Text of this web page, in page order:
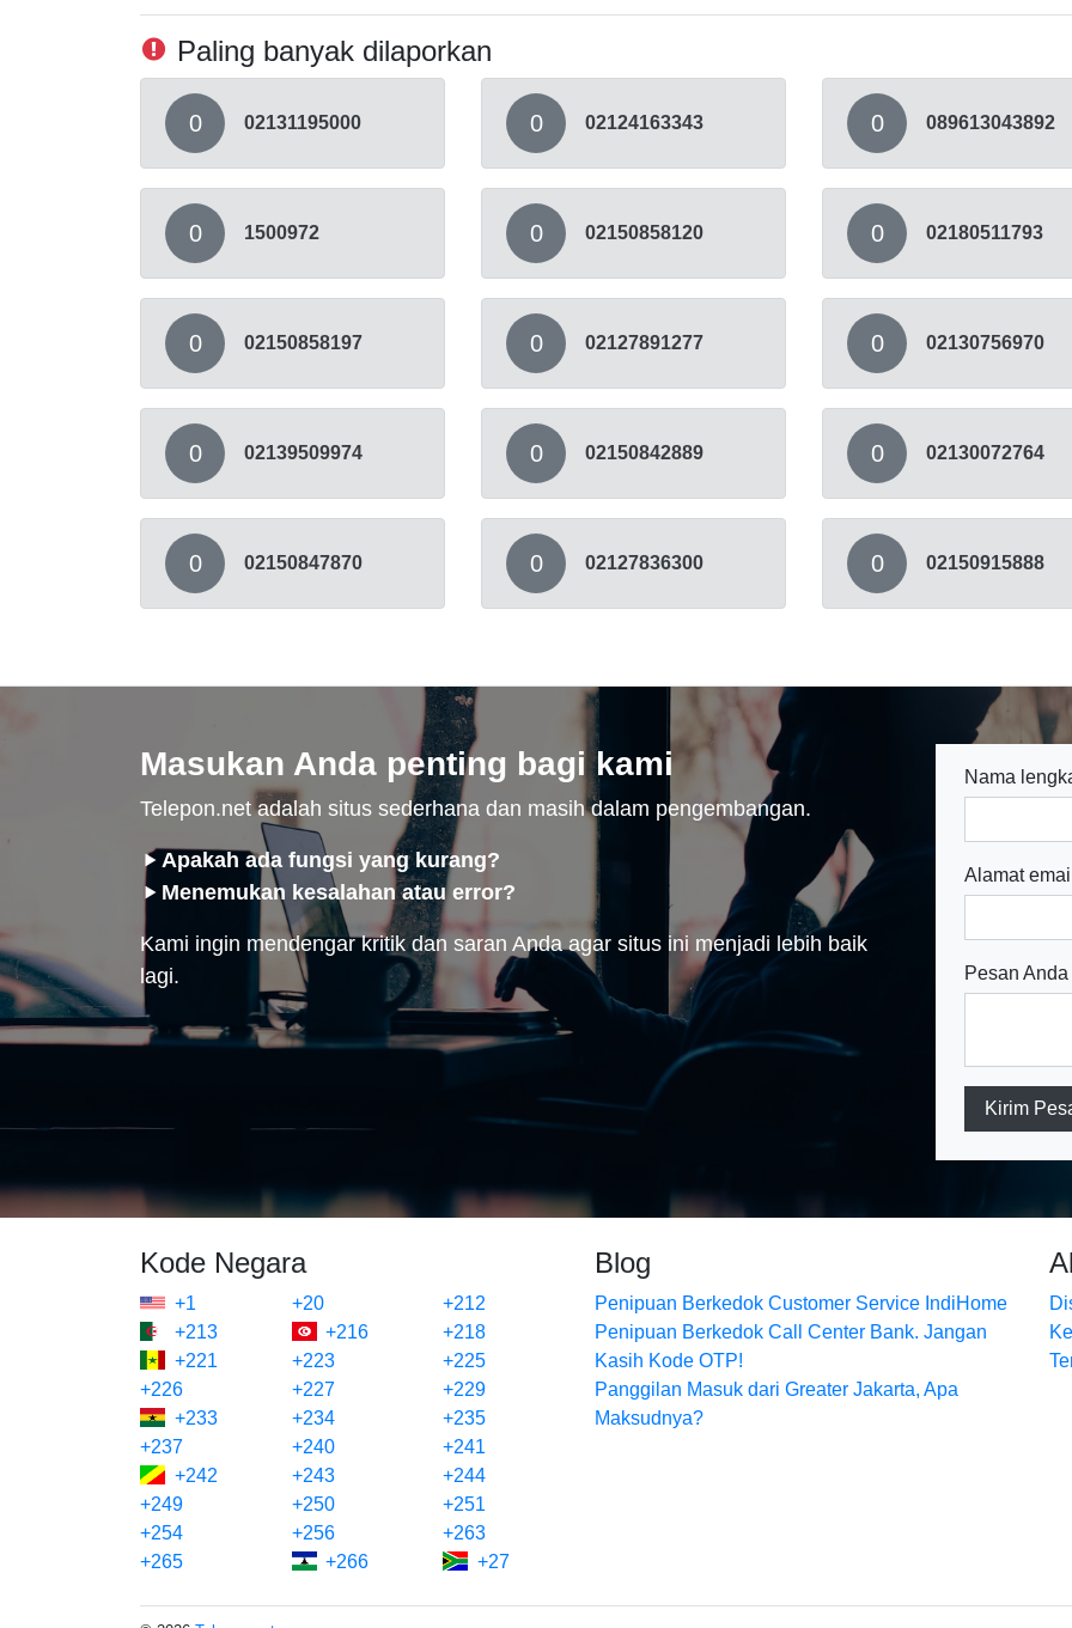
Paling banyak dilaporkan
0 02131195000 0 02124163343 0 089613043892
0 1500972 0 02150858120 0 02180511793
0 02150858197 0 02127891277 0 02130756970
0 02139509974 0 02150842889 0 02130072764
0 02150847870 0 02127836300 0 02150915888
Masukan Anda penting bagi kami
Telepon.net adalah situs sederhana dan masih dalam pengembangan.
Apakah ada fungsi yang kurang?
Menemukan kesalahan atau error?
Kami ingin mendengar kritik dan saran Anda agar situs ini menjadi lebih baik
lagi.
Nama
Alamat
Pesan Anda
Kirim
Kode Negara
+1 +20
+212
+213
+216
+218
+221
+223
+225
+226
+227
+229
+233
+234
+235
+237
+240
+241
+242
+243
+244
+249
+250
+251
+254
+256
+263
+265
+266 +27
Blog
Penipuan Berkedok Customer Service IndiHome
Penipuan Berkedok Call Center Bank. Jangan
Kasih Kode OTP!
Panggilan Masuk dari Greater Jakarta, Apa
Maksudnya?